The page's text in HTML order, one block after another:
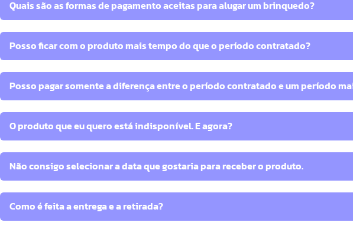
Quais são as formas de pagamento aceitas para alugar um brinquedo?
Posso ficar com o produto mais tempo do que o período contratado?
Posso pagar somente a diferença entre o período contratado e um período
O produto que eu quero está indisponível. E agora?
Não consigo selecionar a data que gostaria para receber o produto.
Como é feita a entrega e a retirada?